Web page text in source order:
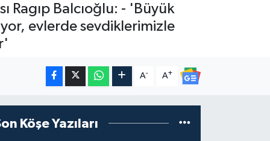
Ragıp Balcıoğlu: - 'Büyük
evlerde sevdiklerimizle
A- A+
Köşe Yazıları